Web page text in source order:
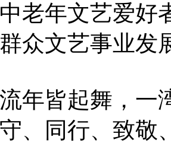
老年文艺爱好
众文艺事业发
皆起舞，一
、同行、致敬